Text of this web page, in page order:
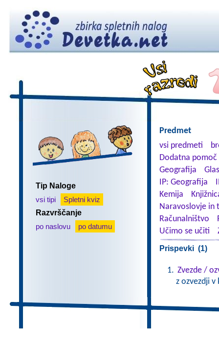
Tip Naloge
vsi tipi
Spletni kviz
Razvrščanje
po naslovu
po datumu
Predmet
vsi predmeti
Dodatna
Geografija
IP: Geografija
Kemija
Naravoslovje in
Računalništvo
Učimo se učiti
Prispevki (1)
Zvezde /
z ozvezdji